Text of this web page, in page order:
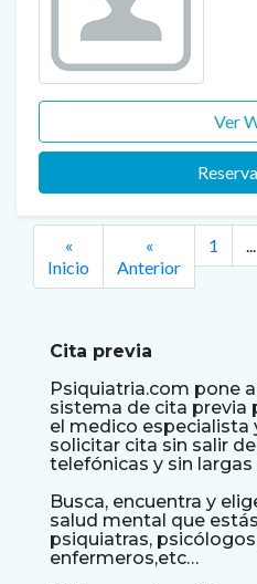
Ver
«
Inicio
«
Anterior
1 ...
Cita previa
Psiquiatria.com pone
sistema de cita previa
el medico especialista
solicitar cita sin salir
telefónicas y sin largas
Busca, encuentra y
salud mental que
psiquiatras,
enfermeros,etc…